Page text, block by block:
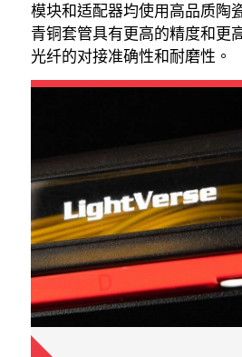
模块和适配器均使用高品质陶
青铜套管具有更高的精度和更
光纤的对接准确性和耐磨性。